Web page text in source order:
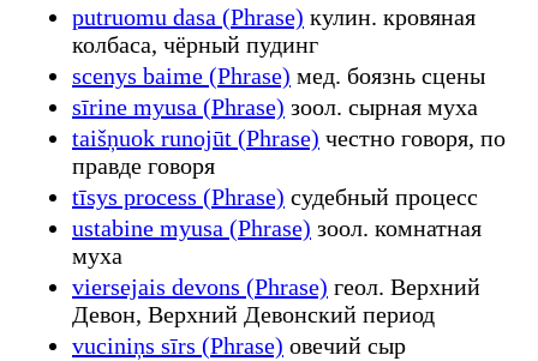
putruomu dasa (Phrase) кулин. кровяная
колбаса, чёрный пудинг
scenys baime (Phrase) мед. боязнь сцены
sīrine myusa (Phrase) зоол. сырная муха
taišņuok runojūt (Phrase) честно говоря, по
правде говоря
tīsys process (Phrase) судебный процесс
ustabine myusa (Phrase) зоол. комнатная
муха
viersejais devons (Phrase) геол. Верхний
Девон, Верхний Девонский период
vuciniņs sīrs (Phrase) овечий сыр